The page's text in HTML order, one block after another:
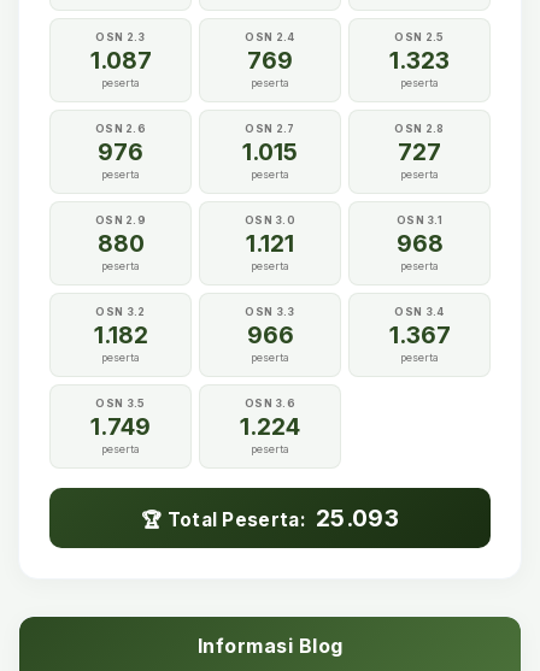
OSN 2.3
1.087
peserta
OSN 2.4
769
peserta
OSN 2.5
1.323
peserta
OSN 2.6
976
peserta
OSN 2.7
1.015
peserta
OSN 2.8
727
peserta
OSN 2.9
880
peserta
OSN 3.0
1.121
peserta
OSN 3.1
968
peserta
OSN 3.2
1.182
peserta
OSN 3.3
966
peserta
OSN 3.4
1.367
peserta
OSN 3.5
1.749
peserta
OSN 3.6
1.224
peserta
🏆 Total Peserta: 25.093
Informasi Blog